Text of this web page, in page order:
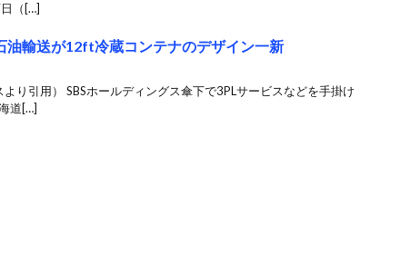
（[…]
油輸送が12ft冷蔵コンテナのデザイン一新
り引用） SBSホールディングス傘下で3PLサービスなどを手掛け
道[…]